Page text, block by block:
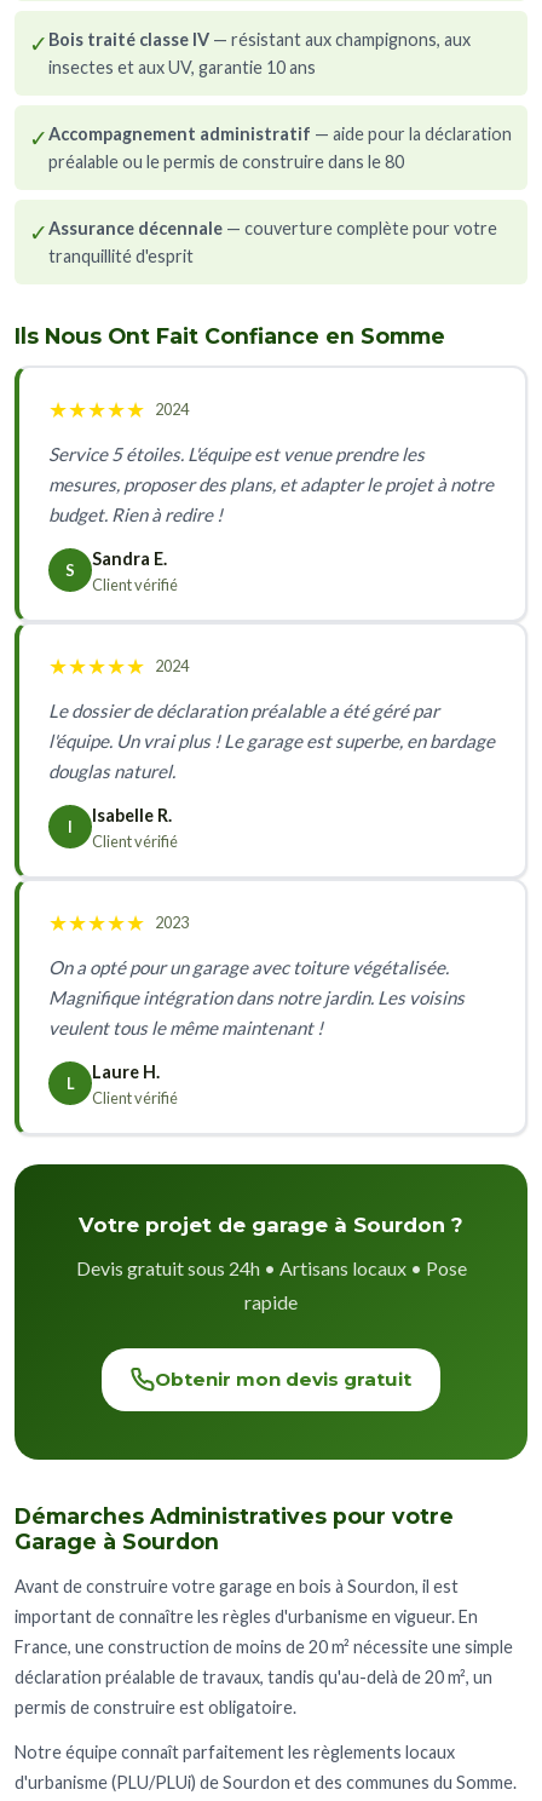
✓ Bois traité classe IV — résistant aux champignons, aux
insectes et aux UV, garantie 10 ans
✓Accompagnement administratif — aide pour la déclaration
préalable ou le permis de construire dans le 80
✓Assurance décennale — couverture complète pour votre
tranquillité d'esprit
Ils Nous Ont Fait Confiance en Somme
★★★★★ 2024
Service 5 étoiles. L'équipe est venue prendre les
mesures, proposer des plans, et adapter le projet à notre
budget. Rien à redire !
S
Sandra E.
Client vérifié
★★★★★ 2024
Le dossier de déclaration préalable a été géré par
l'équipe. Un vrai plus ! Le garage est superbe, en bardage
douglas naturel.
I
Isabelle R.
Client vérifié
★★★★★ 2023
On a opté pour un garage avec toiture végétalisée.
Magnifique intégration dans notre jardin. Les voisins
veulent tous le même maintenant !
L
Laure H.
Client vérifié
Votre projet de garage à Sourdon ?
Devis gratuit sous 24h • Artisans locaux • Pose
rapide
Obtenir mon devis gratuit
Démarches Administratives pour votre
Garage à Sourdon
Avant de construire votre garage en bois à Sourdon, il est
important de connaître les règles d'urbanisme en vigueur. En
France, une construction de moins de 20 m² nécessite une simple
déclaration préalable de travaux, tandis qu'au-delà de 20 m², un
permis de construire est obligatoire.
Notre équipe connaît parfaitement les règlements locaux
d'urbanisme (PLU/PLUi) de Sourdon et des communes du Somme.